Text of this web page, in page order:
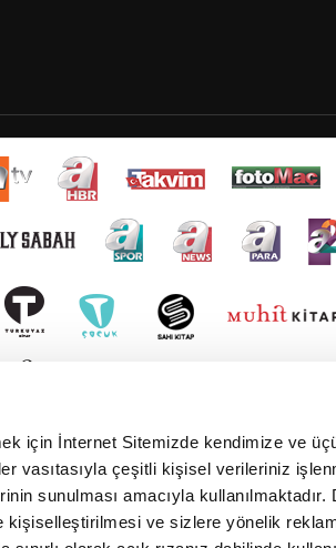
için İnternet Sitemizde kendimize ve
vasıtasıyla çeşitli kişisel verileriniz
sunulması amacıyla kullanılmaktadır.
kişiselleştirilmesi ve sizlere yönelik